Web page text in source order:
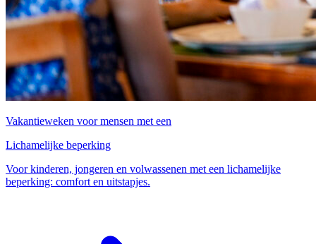
Vakantieweken voor mensen met een
Lichamelijke beperking
Voor kinderen, jongeren en volwassenen met een lichamelijke
beperking: comfort en uitstapjes.